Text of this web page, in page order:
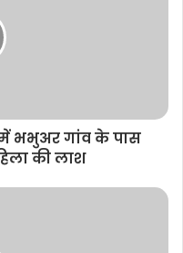
भभुअर गांव के पास
की लाश